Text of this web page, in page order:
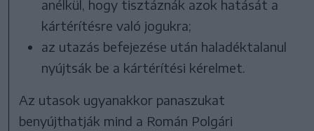
anélkül, hogy tisztáznák azok hatását a
kártérítésre való jogukra;
az utazás befejezése után haladéktalanul
nyújtsák be a kártérítési kérelmet.
Az utasok ugyanakkor panaszukat
benyújthatják mind a Román Polgári